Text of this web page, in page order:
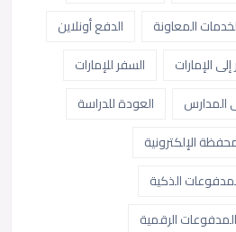
المعاونة
الدفع أونلاين
الإمارات
السفر للإمارات
المدارس
العودة للدراسة
الإلكترونية
الذكية
المدفوعات الرقمية